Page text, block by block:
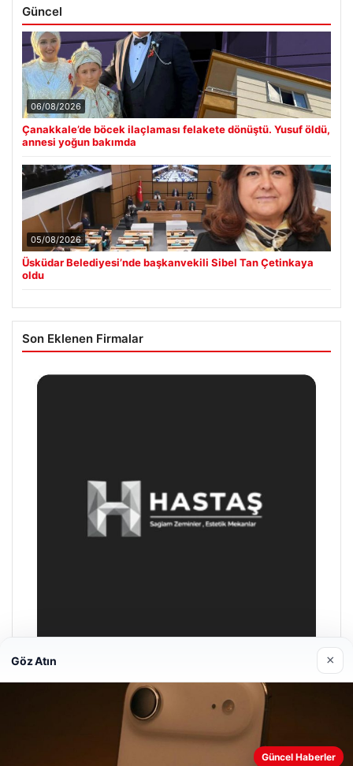
Güncel
06/08/2026
Çanakkale’de böcek ilaçlaması felakete dönüştü. Yusuf öldü,
annesi yoğun bakımda
05/08/2026
Üsküdar Belediyesi’nde başkanvekili Sibel Tan Çetinkaya
oldu
Son Eklenen Firmalar
Enes Kaplan Avukatlık Bürosu
Göz Atın ×
Güncel Haberler